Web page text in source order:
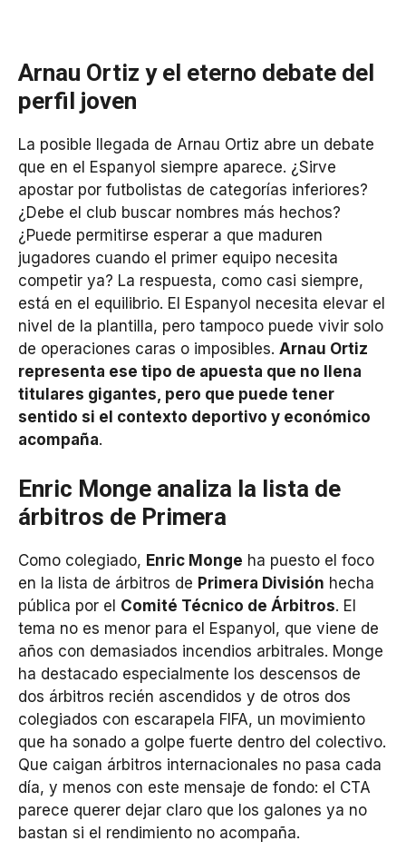
Arnau Ortiz y el eterno debate del
perfil joven
La posible llegada de Arnau Ortiz abre un debate
que en el Espanyol siempre aparece. ¿Sirve
apostar por futbolistas de categorías inferiores?
¿Debe el club buscar nombres más hechos?
¿Puede permitirse esperar a que maduren
jugadores cuando el primer equipo necesita
competir ya? La respuesta, como casi siempre,
está en el equilibrio. El Espanyol necesita elevar el
nivel de la plantilla, pero tampoco puede vivir solo
de operaciones caras o imposibles. Arnau Ortiz
representa ese tipo de apuesta que no llena
titulares gigantes, pero que puede tener
sentido si el contexto deportivo y económico
acompaña.
Enric Monge analiza la lista de
árbitros de Primera
Como colegiado, Enric Monge ha puesto el foco
en la lista de árbitros de Primera División hecha
pública por el Comité Técnico de Árbitros. El
tema no es menor para el Espanyol, que viene de
años con demasiados incendios arbitrales. Monge
ha destacado especialmente los descensos de
dos árbitros recién ascendidos y de otros dos
colegiados con escarapela FIFA, un movimiento
que ha sonado a golpe fuerte dentro del colectivo.
Que caigan árbitros internacionales no pasa cada
día, y menos con este mensaje de fondo: el CTA
parece querer dejar claro que los galones ya no
bastan si el rendimiento no acompaña.